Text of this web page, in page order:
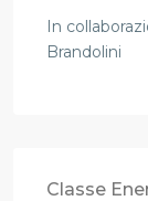
In
Brandolini
Classe